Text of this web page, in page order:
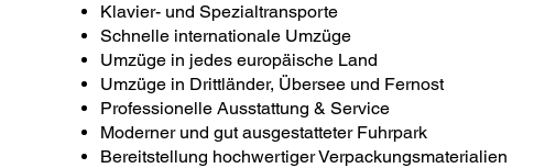
Klavier- und Spezialtransporte
Schnelle internationale Umzüge
Umzüge in jedes europäische Land
Umzüge in Drittländer, Übersee und Fernost
Professionelle Ausstattung & Service
Moderner und gut ausgestatteter Fuhrpark
Bereitstellung hochwertiger Verpackungsmaterialien